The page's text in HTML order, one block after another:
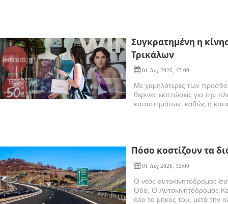
Συγκρατημένη η
Τρικάλων
01 Αυγ 2026, 13:00
Με χαμηλότερες των
θερινές εκπτώσεις για την
καταστημάτων, καθώς η
Πόσο κοστίζουν τα
01 Αυγ 2026, 12:00
Ο νέος αυτοκινητόδρομος
Οδό. Ο Αυτοκινητόδρομος
όλο το μήκος του, μετά την